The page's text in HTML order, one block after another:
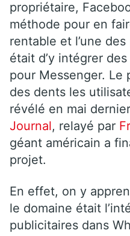
propriétaire,
méthode pour en
rentable et l’une
était d’y intégrer
pour Messenger. Le
des dents les
révélé en mai
Journal, relayé par
géant américain a
projet.
En effet, on y
le domaine était
publicitaires dans